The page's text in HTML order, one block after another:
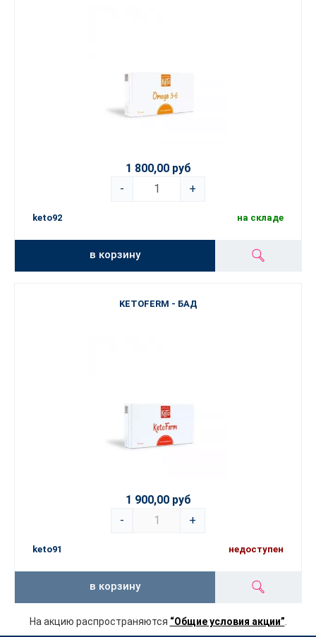
1 800,00 руб
-
+
keto92 на складе
в корзину
KETOFERM - БАД
1 900,00 руб
-
+
keto91 недоступен
в корзину
На акцию распространяются “Общие условия акции”